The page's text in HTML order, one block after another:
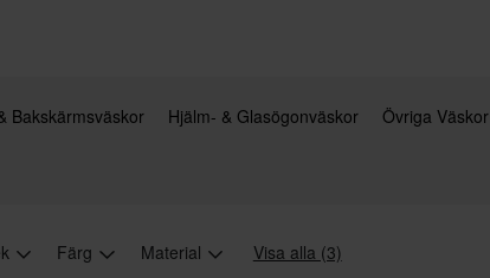
Bakskärmsväskor Hjälm- & Glasögonväskor Övriga Väskor
Färg Material Visa alla (3)